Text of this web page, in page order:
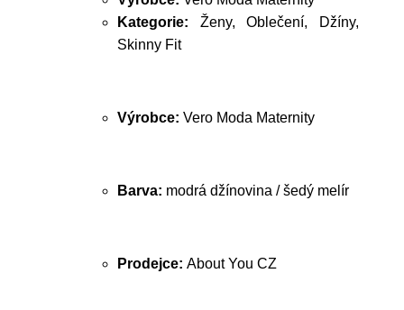
Kategorie: Ženy, Oblečení, Džíny,
Skinny Fit
Výrobce: Vero Moda Maternity
Barva: modrá džínovina / šedý melír
Prodejce: About You CZ